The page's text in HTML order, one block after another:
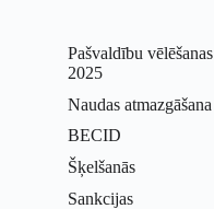
Pašvaldību vēlēšanas
2025
Naudas atmazgāšana
BECID
Šķelšanās
Sankcijas